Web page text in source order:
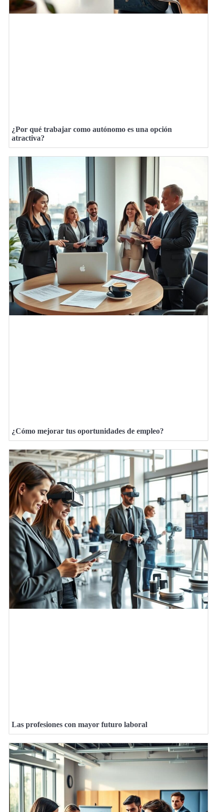
¿Por qué trabajar como autónomo es una opción
atractiva?
¿Cómo mejorar tus oportunidades de empleo?
Las profesiones con mayor futuro laboral